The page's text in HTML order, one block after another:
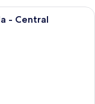
Grand Deluxe Pool
- Central